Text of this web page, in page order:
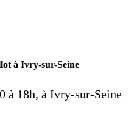
à Ivry-sur-Seine
à 18h, à Ivry-sur-Seine